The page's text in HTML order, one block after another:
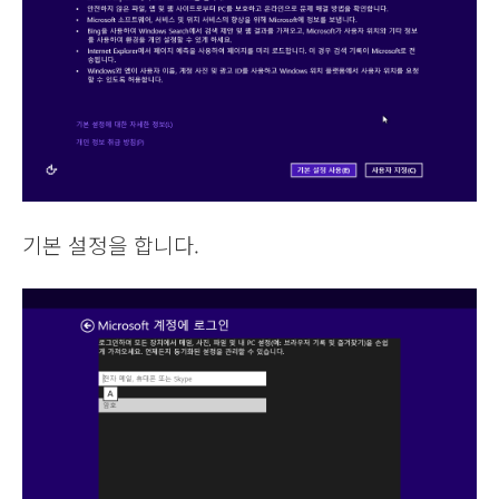
기본 설정을 합니다.